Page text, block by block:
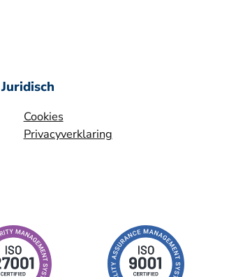
Juridisch
Cookies
Privacyverklaring